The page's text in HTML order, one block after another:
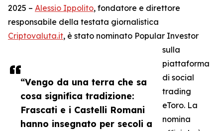
“Vengo da una terra che sa
cosa significa tradizione:
Frascati e i Castelli Romani
hanno insegnato per secoli a
2025 – Alessio Ippolito, fondatore e direttore
responsabile della testata giornalistica
Criptovaluta.it, è stato nominato Popular Investor
sulla
piattaforma
di social
trading
eToro. La
nomina